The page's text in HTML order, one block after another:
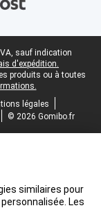
sauf indication
d'expédition.
produits ou à toutes
légales
© 2026 Gomibo.fr
similaires pour
Les